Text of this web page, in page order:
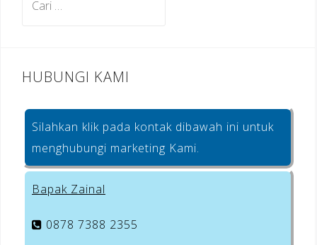
HUBUNGI KAMI
Silahkan klik pada kontak dibawah ini untuk
menghubungi marketing Kami.
Bapak Zainal
0878 7388 2355